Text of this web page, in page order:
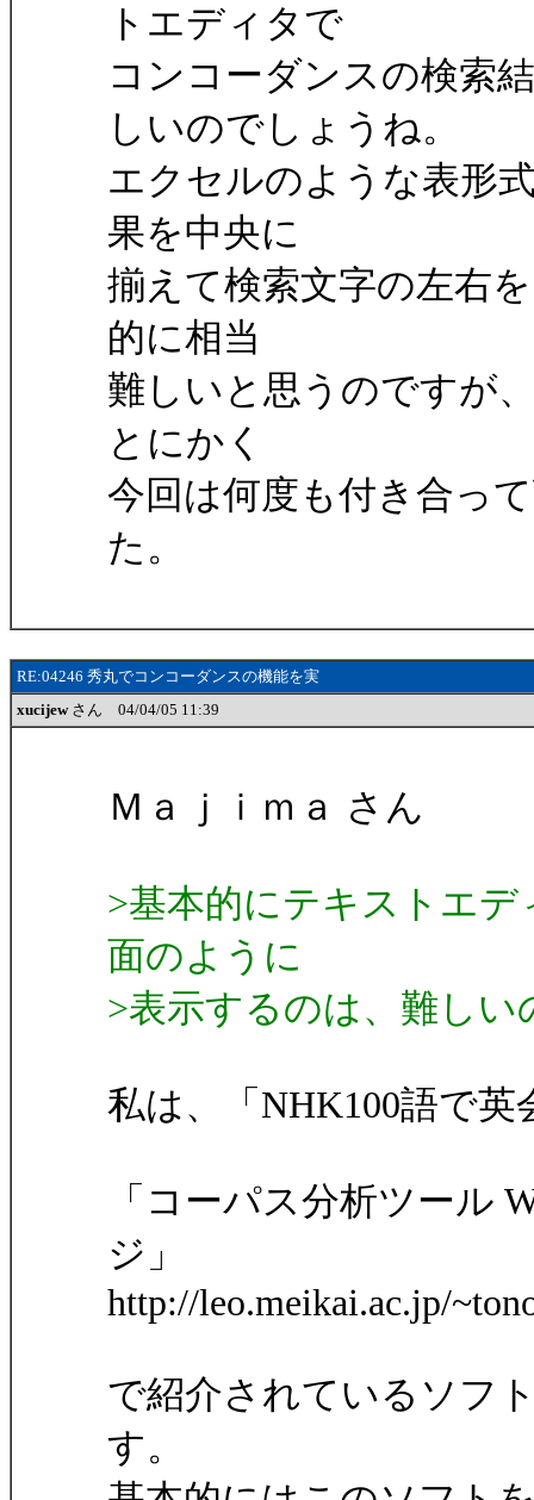
トエディタで
コンコーダンスの検索
しいのでしょうね。
エクセルのような表形
果を中央に
揃えて検索文字の左右
的に相当
難しいと思うのですが
とにかく
今回は何度も付き合っ
た。
RE:04246 秀丸でコンコーダンスの機能を実
xucijewさん 04/04/05 11:39
Ｍａｊｉｍａ さん
>基本的にテキストエ
面のように
>表示するのは、難しい
私は、「NHK100語で
「コーパス分析ツール
ジ」
http://leo.meikai.ac.jp/
で紹介されているソフ
す。